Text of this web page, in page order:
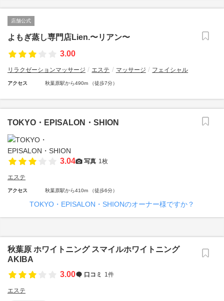
店舗公式
よもぎ蒸し専門店Lien.〜リアン〜
3.00
リラクゼーションマッサージ エステ マッサージ フェイシャル
アクセス 秋葉原駅から490m （徒歩7分）
TOKYO・EPISALON・SHION
3.04 写真 1枚
エステ
アクセス 秋葉原駅から410m （徒歩6分）
TOKYO・EPISALON・SHIONのオーナー様ですか？
秋葉原 ホワイトニング スマイルホワイトニング
AKIBA
3.00
口コミ 1件
エステ